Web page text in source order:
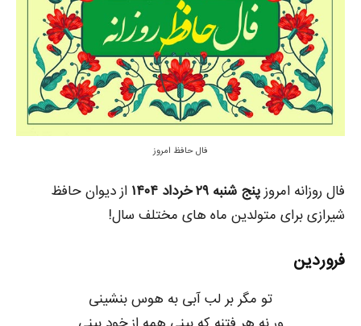
فال حافظ امروز
فال روزانه امروزپنج شنبه ۲۹ خرداد ۱۴۰۴
از دیوان حافظ
شیرازی برای متولدین ماه های مختلف سال!
فروردین
تو مگر بر لب آبی به هوس بنشینی